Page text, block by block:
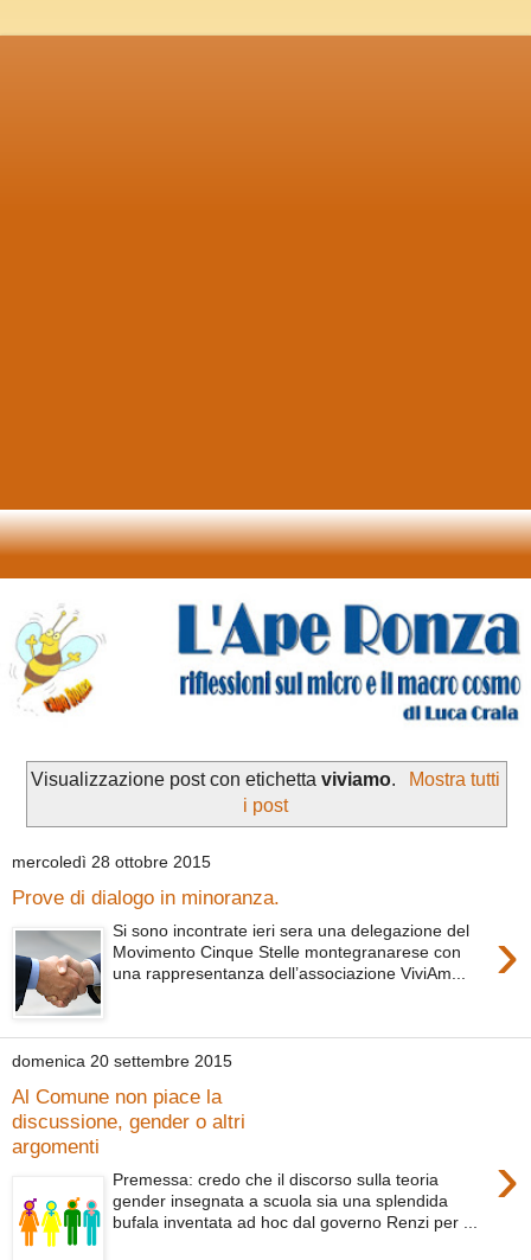
Visualizzazione post con etichettaviviamo.
Mostra tutti
i post
mercoledì 28 ottobre 2015
Prove di dialogo in minoranza.
›
Si sono incontrate ieri sera una delegazione del
Movimento Cinque Stelle montegranarese con
una rappresentanza dell’associazione ViviAm...
domenica 20 settembre 2015
Al Comune non piace la
discussione, gender o altri
argomenti
›
Premessa: credo che il discorso sulla teoria
gender insegnata a scuola sia una splendida
bufala inventata ad hoc dal governo Renzi per ...